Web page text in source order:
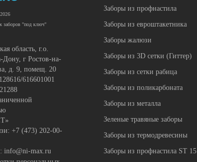
заборов "под ключ"
область, г.о.
Дону, г Ростов-на-
д. 9, помещ. 20
616601001
+7 (473) 202-00-
info@ni-max.ru
Заборы из профнастила
Заборы из евроштакетника
Заборы жалюзи
Заборы из 3D сетки (Гиттер)
Заборы из сетки рабица
Заборы из поликарбоната
Заборы из металла
Зеленые травяные заборы
Заборы из термодревесины
Заборы из профнастила ST 15